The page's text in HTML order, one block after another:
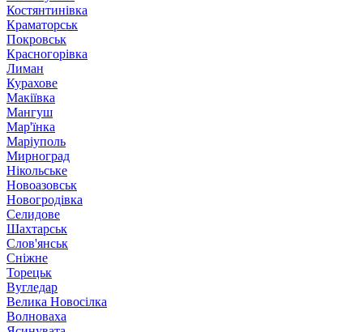
Костянтинівка
Краматорськ
Покровськ
Красногорівка
Лиман
Курахове
Макіївка
Мангуш
Мар'їнка
Маріуполь
Мирноград
Нікольське
Новоазовськ
Новогродівка
Селидове
Шахтарськ
Слов'янськ
Сніжне
Торецьк
Вугледар
Велика Новосілка
Волноваха